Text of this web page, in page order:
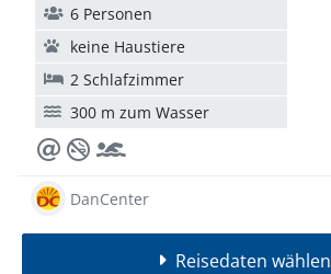
6 Personen
keine Haustiere
2 Schlafzimmer
300 m zum Wasser
DanCenter
Reisedaten wählen